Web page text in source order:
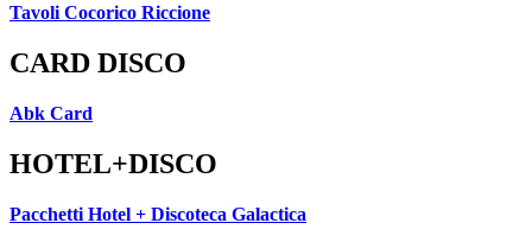
Tavoli Cocorico Riccione
CARD DISCO
Abk Card
HOTEL+DISCO
Pacchetti Hotel + Discoteca Galactica